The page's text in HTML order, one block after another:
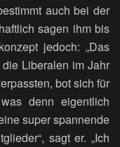
auch bei der
sagen ihm bis
jedoch: „Das
Liberalen im Jahr
bot sich für
denn eigentlich
super spannende
sagt er. „Ich